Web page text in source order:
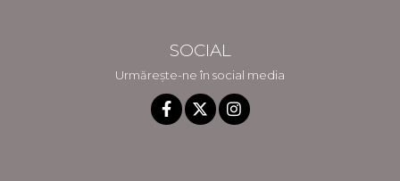
SOCIAL
Urmărește-ne în social media